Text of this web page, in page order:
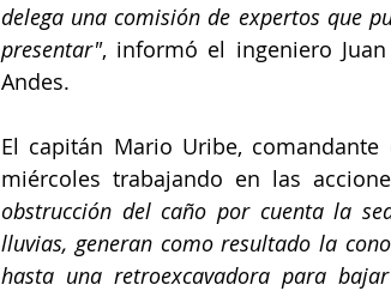
delega una comisión de expertos que
presentar", informó el ingeniero
Andes.
El capitán Mario Uribe,
miércoles trabajando en las
obstrucción del caño por cuenta la
lluvias, generan como resultado la
hasta una retroexcavadora para